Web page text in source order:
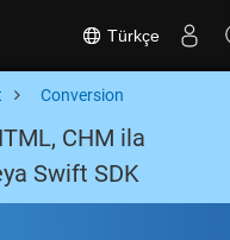
Türkçe
Conversion
CHM ila
Swift SDK